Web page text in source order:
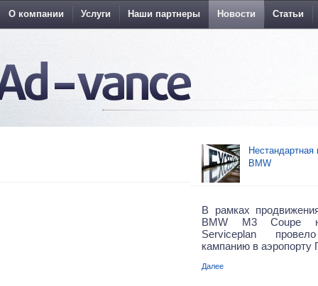
О компании Услуги Наши партнеры Новости Статьи
BMW
В рамках
BMW M3 Coupe
Serviceplan
кампанию в аэропорту
Далее